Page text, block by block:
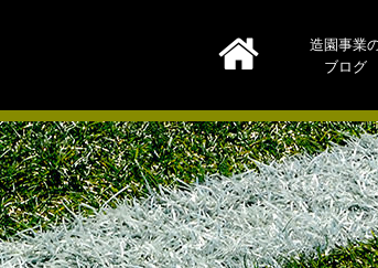
造園事業
ブログ